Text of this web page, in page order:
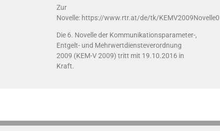
Zur
Novelle: https://www.rtr.at/de/tk/
Die 6. Novelle der Kommunikationsparameter-,
Entgelt- und Mehrwertdiensteverordnung
2009 (KEM-V 2009) tritt mit 19.10.2016 in
Kraft.